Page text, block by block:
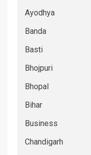
Ayodhya
Banda
Basti
Bhojpuri
Bhopal
Bihar
Business
Chandigarh